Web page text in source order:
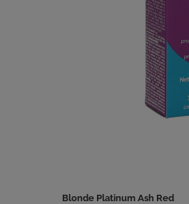
Blonde Platinum Ash Red